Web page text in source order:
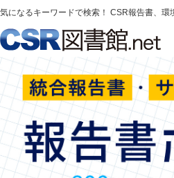
気になるキーワードで検索！ CSR報告書、環